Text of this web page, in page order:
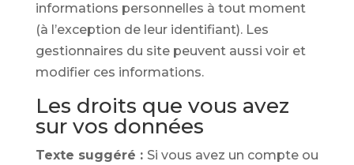
informations personnelles à tout moment
(à l’exception de leur identifiant). Les
gestionnaires du site peuvent aussi voir et
modifier ces informations.
Les droits que vous avez
sur vos données
Texte suggéré : Si vous avez un compte ou